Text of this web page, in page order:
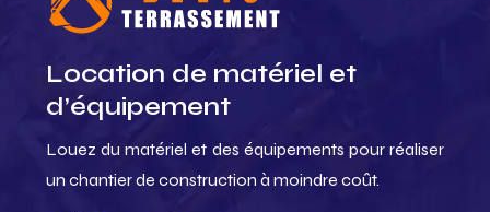
Location de matériel et
d’équipement
Louez du matériel et des équipements pour réaliser
un chantier de construction à moindre coût.